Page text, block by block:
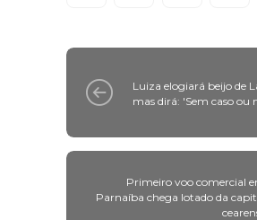
Luiza elogiará beijo de
mas dirá: 'Sem caso ou
Primeiro voo comercial
Parnaíba chega lotado da